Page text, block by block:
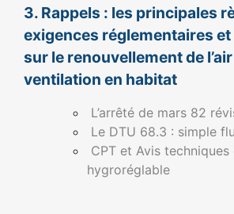
3. Rappels : les principales
exigences réglementaires
sur le renouvellement de
ventilation en habitat
L’arrêté de mars 82
Le DTU 68.3 : simple
CPT et Avis techniques
hygroréglable